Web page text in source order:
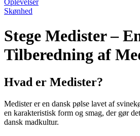
Oplevelser
Skønhed
Stege Medister –
Tilberedning af
Hvad er Medister?
Medister er en dansk pølse lavet af
en karakteristisk form og smag, der gør
dansk madkultur.